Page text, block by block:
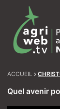
ACCUEIL
Quel avenir